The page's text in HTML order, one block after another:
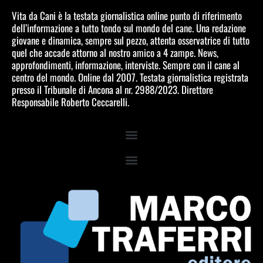
Vita da Cani è la testata giornalistica online punto di riferimento
dell’informazione a tutto tondo sul mondo del cane. Una redazione
giovane e dinamica, sempre sul pezzo, attenta osservatrice di tutto
quel che accade attorno al nostro amico a 4 zampe. News,
approfondimenti, informazione, interviste. Sempre con il cane al
centro del mondo. Online dal 2007. Testata giornalistica registrata
presso il Tribunale di Ancona al nr. 2988/2023. Direttore
Responsabile Roberto Ceccarelli.